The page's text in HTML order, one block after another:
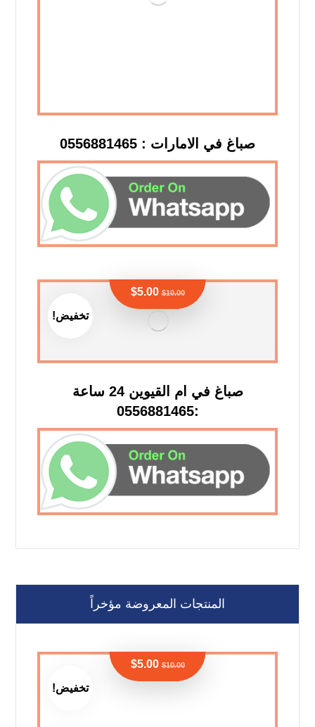
صباغ في الامارات : 0556881465
تخفيض!
صباغ في ام القيوين 24 ساعة
:0556881465
$10.00
$5.00
المنتجات المعروضة مؤخراً
تخفيض!
$10.00
$5.00